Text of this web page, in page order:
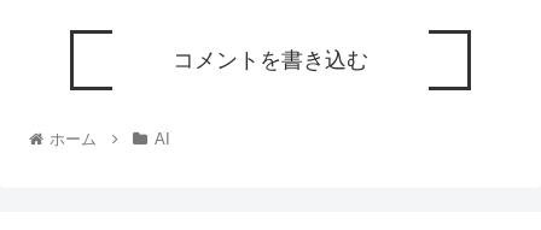
コメントを書き込む
ホーム AI